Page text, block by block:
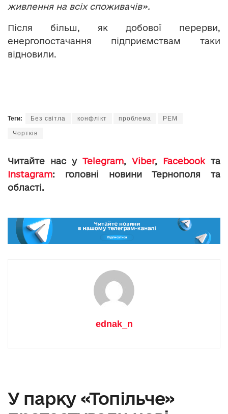
живлення на всіх споживачів».
Після більш, як добової перерви,
енергопостачання підприємствам таки
відновили.
Теги: Без світла конфлікт проблема РЕМ
Чортків
Читайте нас у Telegram, Viber, Facebookта
Instagram: головні новини Тернополя та
області.
ednak_n
У парку «Топільче»